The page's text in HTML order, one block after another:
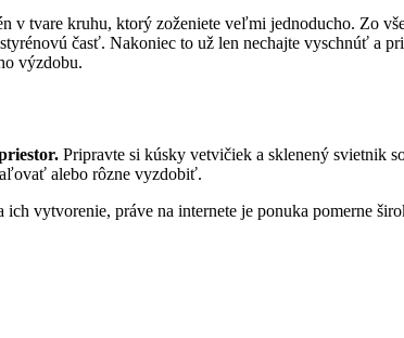
v tvare kruhu, ktorý zoženiete veľmi jednoducho. Zo
časť. Nakoniec to už len nechajte vyschnúť a
výzdobu.
Pripravte si kúsky vetvičiek a sklenený svietnik
alebo rôzne vyzdobiť.
vytvorenie, práve na internete je ponuka pomerne